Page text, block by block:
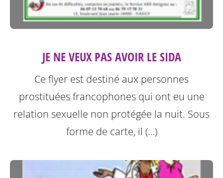
JE NE VEUX PAS AVOIR LE SIDA
Ce flyer est destiné aux personnes
prostituées francophones qui ont eu une
relation sexuelle non protégée la nuit. Sous
forme de carte, il (…)